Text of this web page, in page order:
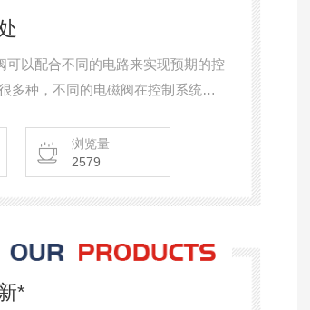
以配合不同的电路来实现预期的控
多种，不同的电磁阀在控制系统的
浏览量
2579
*